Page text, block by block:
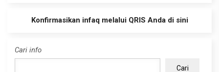
Konfirmasikan infaq melalui QRIS Anda di sini
Cari info
Cari